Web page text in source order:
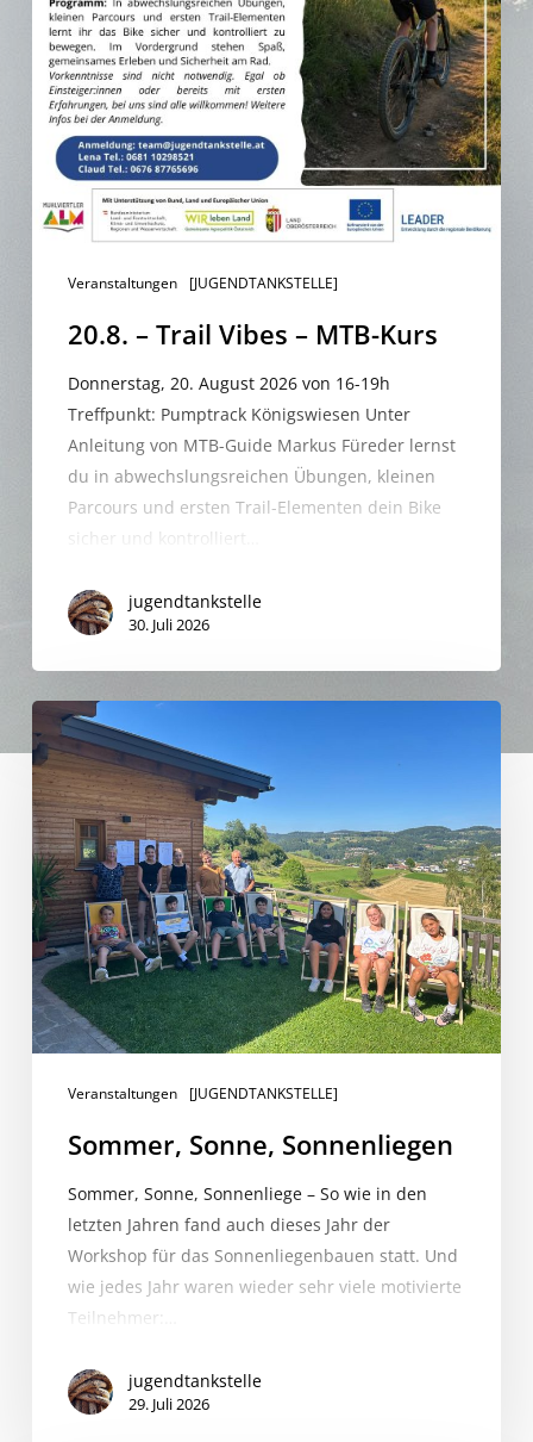
Veranstaltungen [JUGENDTANKSTELLE]
20.8. – Trail Vibes – MTB-Kurs
Donnerstag, 20. August 2026 von 16-19h
Treffpunkt: Pumptrack Königswiesen Unter
Anleitung von MTB-Guide Markus Füreder lernst
du in abwechslungsreichen Übungen, kleinen
Parcours und ersten Trail-Elementen dein Bike
sicher und kontrolliert…
jugendtankstelle
30. Juli 2026
Sommer,
Sonne,
Sonnenliegen
Veranstaltungen [JUGENDTANKSTELLE]
Sommer, Sonne, Sonnenliegen
Sommer, Sonne, Sonnenliege – So wie in den
letzten Jahren fand auch dieses Jahr der
Workshop für das Sonnenliegenbauen statt. Und
wie jedes Jahr waren wieder sehr viele motivierte
Teilnehmer:…
jugendtankstelle
29. Juli 2026